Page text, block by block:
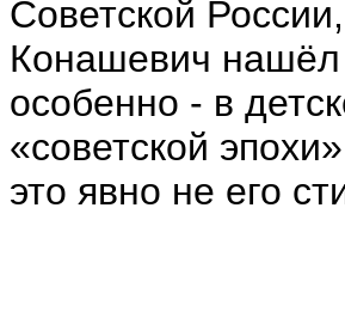
Советской
Конашевич нашёл
особенно - в
«советской
это явно не его